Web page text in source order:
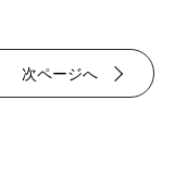
次ページへ